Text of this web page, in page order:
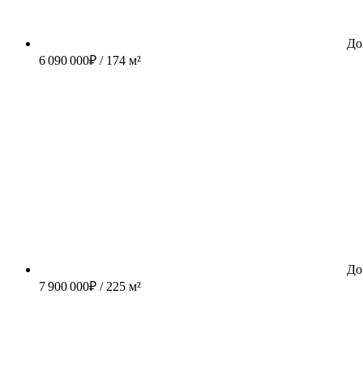
6 090 000₽ / 174 м²
7 900 000₽ / 225 м²